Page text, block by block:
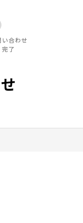
い合わせ
完了